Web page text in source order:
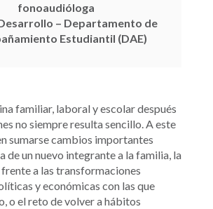
fonoaudióloga
– Departamento de
Estudiantil (DAE)
familiar, laboral y escolar después
no siempre resulta sencillo. A este
sumarse cambios importantes
de un nuevo integrante a la familia, la
a las transformaciones
y económicas con las que
o el reto de volver a hábitos